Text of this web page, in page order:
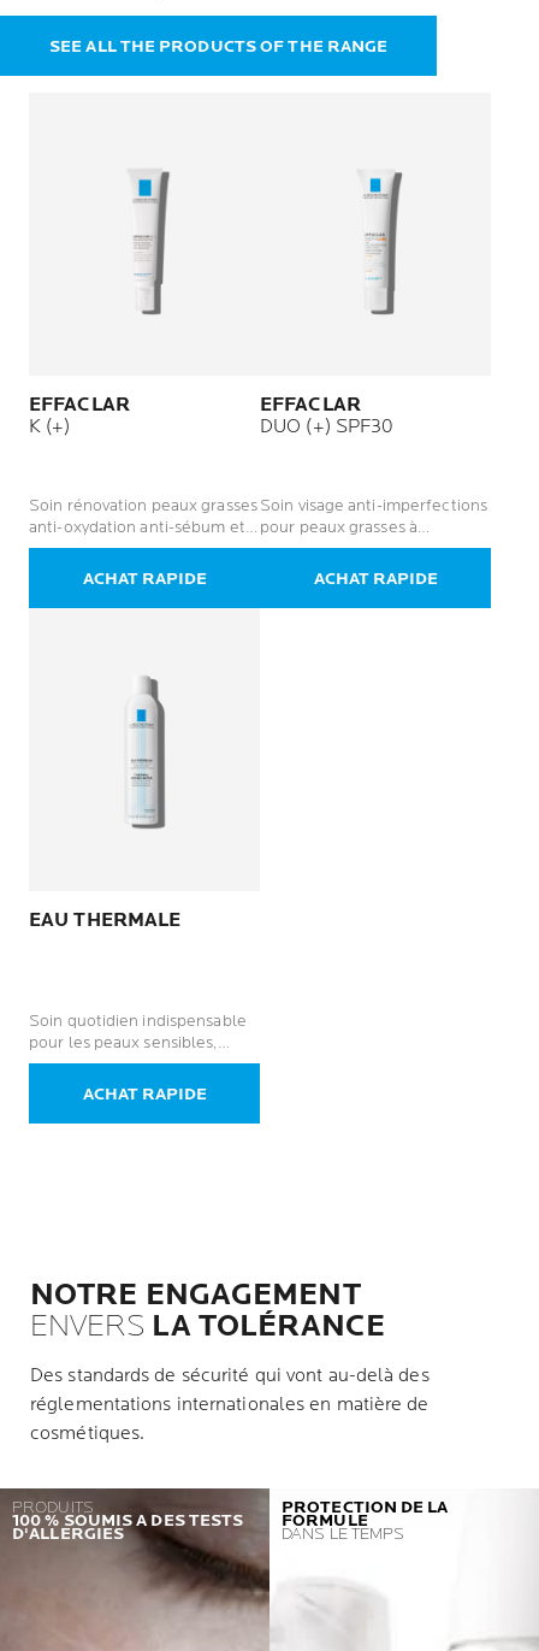
SEE ALL THE PRODUCTS OF THE RANGE
EFFACLAR
K (+)
Soin rénovation peaux grasses
anti-oxydation anti-sébum et
anti-points noirs 8h
ACHAT RAPIDE
EFFACLAR
DUO (+) SPF30
Soin visage anti-imperfections
pour peaux grasses à
tendance acnéique - hommes
et femmesACHAT RAPIDE
EAU THERMALE
Soin quotidien indispensable
pour les peaux sensibles,
même celle des plus fragiles :
nouveau-nés, enfants, adultes,
ACHAT RAPIDE
NOTRE ENGAGEMENT
ENVERS LA TOLÉRANCE
Des standards de sécurité qui vont au-delà des
réglementations internationales en matière de
cosmétiques.
PRODUITS
100 % SOUMIS A DES TESTS
D'ALLERGIES
PROTECTION DE LA
FORMULE
DANS LE TEMPS